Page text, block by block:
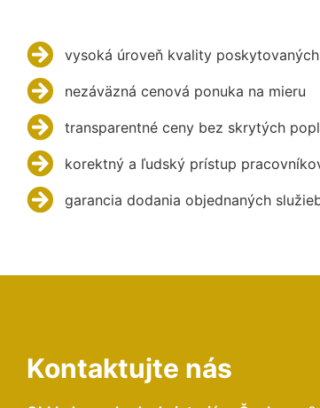
vysoká úroveň kvality
nezáväzná cenová ponuka na mieru
transparentné ceny bez skrytých
korektný a ľudský prístup
garancia dodania objednaných
Kontaktujte nás